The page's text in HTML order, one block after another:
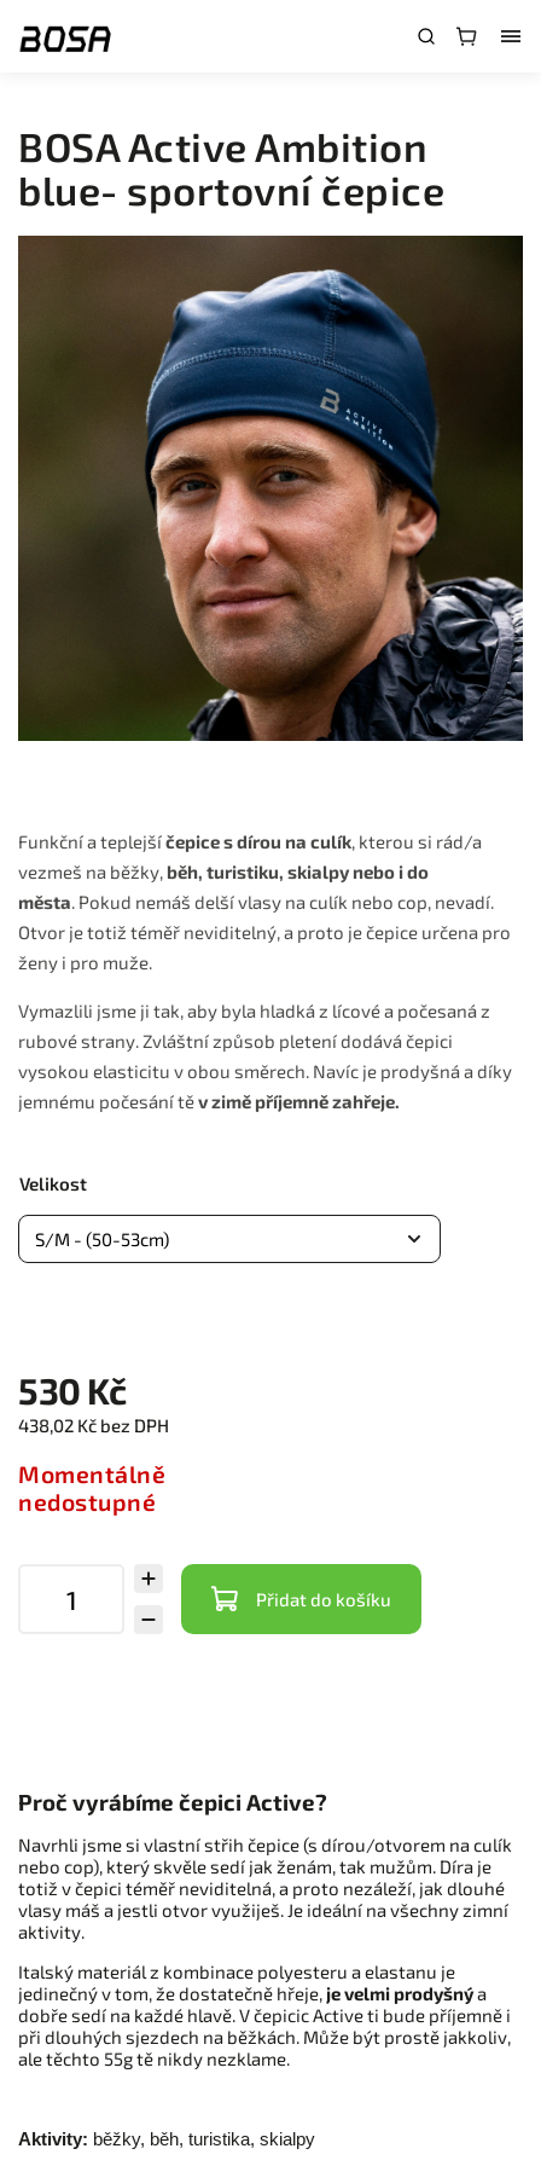
BOSA Active Ambition
blue- sportovní čepice
Funkční a teplejšíčepice s dírou na culík, kterou si rád/a
vezmeš na běžky, běh, turistiku, skialpy nebo i do
města. Pokud nemáš delší vlasy na culík nebo cop, nevadí.
Otvor je totiž téměř neviditelný, a proto je čepice určena pro
ženy i pro muže.
Vymazlili jsme ji tak, aby byla hladká z lícové a počesaná z
rubové strany. Zvláštní způsob pletení dodává čepici
vysokou elasticitu v obou směrech. Navíc je prodyšná a díky
jemnému počesání těv zimě příjemně zahřeje.
Velikost
530 Kč
438,02 Kč bez DPH
Momentálně
nedostupné
Přidat do košíku
Proč vyrábíme čepici Active?
Navrhli jsme si vlastní střih čepice (s dírou/otvorem na culík
nebo cop), který skvěle sedí jak ženám, tak mužům. Díra je
totiž v čepici téměř neviditelná, a proto nezáleží, jak dlouhé
vlasy máš a jestli otvor využiješ. Je ideální na všechny zimní
aktivity.
Italský materiál z kombinace polyesteru a elastanu je
jedinečný v tom, že dostatečně hřeje, je velmi prodyšnýa
dobře sedí na každé hlavě. V čepicic Active ti bude příjemně i
při dlouhých sjezdech na běžkách. Může být prostě jakkoliv,
ale těchto 55g tě nikdy nezklame.
Aktivity: běžky, běh, turistika, skialpy